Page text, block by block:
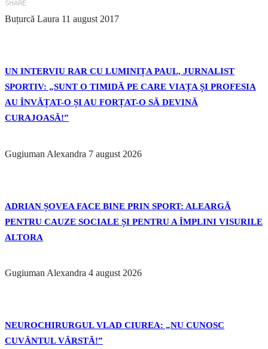
SHARE
Buțurcă Laura 11 august 2017
UN INTERVIU RAR CU LUMINIȚA PAUL, JURNALIST
SPORTIV: „SUNT O TIMIDĂ PE CARE VIAȚA ȘI PROFESIA
AU ÎNVĂȚAT-O ȘI AU FORȚAT-O SĂ DEVINĂ
CURAJOASĂ!”
Gugiuman Alexandra 7 august 2026
ADRIAN ȘOVEA FACE BINE PRIN SPORT: ALEARGĂ
PENTRU CAUZE SOCIALE ȘI PENTRU A ÎMPLINI VISURILE
ALTORA
Gugiuman Alexandra 4 august 2026
NEUROCHIRURGUL VLAD CIUREA: „NU CUNOSC
CUVÂNTUL VÂRSTĂ!”